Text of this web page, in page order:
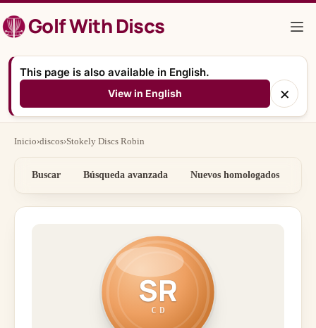
al
contenidoGolf With Discs
This page is also available in English.
View in English ×
Inicio›discos›Stokely Discs Robin
Buscar Búsqueda avanzada Nuevos homologados
SR
CD